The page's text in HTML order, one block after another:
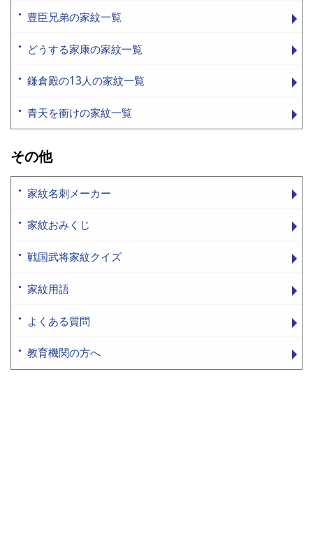
豊臣兄弟の家紋一覧
どうする家康の家紋一覧
鎌倉殿の13人の家紋一覧
青天を衝けの家紋一覧
その他
家紋名刺メーカー
家紋おみくじ
戦国武将家紋クイズ
家紋用語
よくある質問
教育機関の方へ